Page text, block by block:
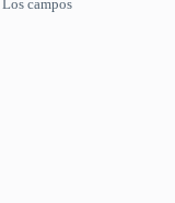
Los campos